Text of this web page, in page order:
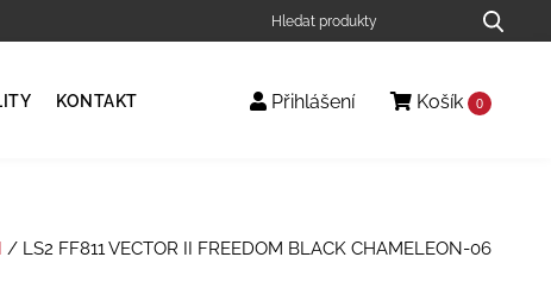
KONTAKT Přihlášení Košík 0
/ LS2 FF811 VECTOR II FREEDOM BLACK CHAMELEON-06